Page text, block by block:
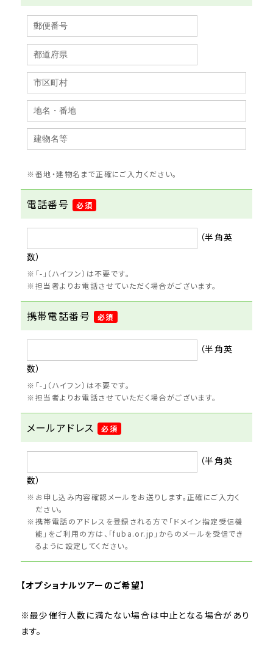
番地・建物名まで正確にご入力ください。
電話番号 必須
（半角英
数）
「-」（ハイフン）は不要です。
担当者よりお電話させていただく場合がございます。
携帯電話番号 必須
（半角英
数）
「-」（ハイフン）は不要です。
担当者よりお電話させていただく場合がございます。
メールアドレス 必須
（半角英
数）
お申し込み内容確認メールをお送りします。正確にご入力く
ださい。
携帯電話のアドレスを登録される方で「ドメイン指定受信機
能」をご利用の方は、「fuba.or.jp」からのメールを受信でき
るように設定してください。
【オプショナルツアーのご希望】
※最少催行人数に満たない場合は中止となる場合があり
ます。